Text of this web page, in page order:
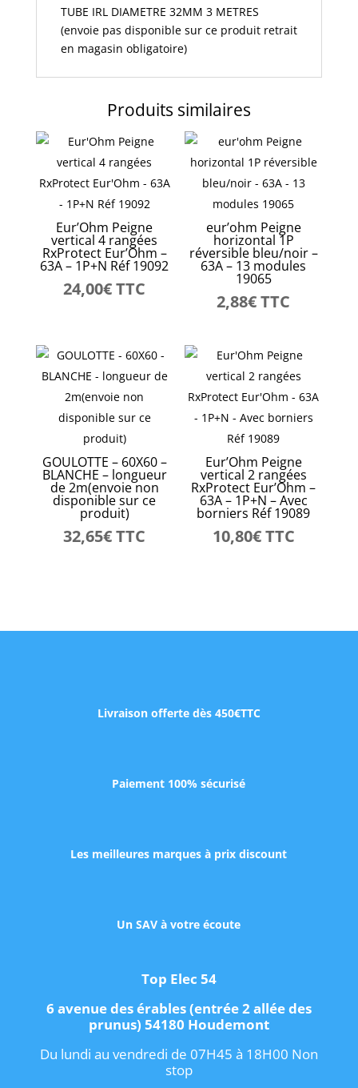
disponible
magasin
obligatoire)
TUBE IRL DIAMETRE 32MM 3 METRES
(envoie pas disponible sur ce produit retrait
en magasin obligatoire)
Produits similaires
Eur’Ohm Peigne
vertical 4 rangées
RxProtect Eur’Ohm –
63A – 1P+N Réf 19092
24,00€TTC
eur’ohm Peigne
horizontal 1P
réversible bleu/noir –
63A – 13 modules
19065
2,88€TTC
GOULOTTE – 60X60 –
BLANCHE – longueur
de 2m(envoie non
disponible sur ce
produit)
32,65€TTC
Eur’Ohm Peigne
vertical 2 rangées
RxProtect Eur’Ohm –
63A – 1P+N – Avec
borniers Réf 19089
10,80€TTC
Livraison offerte dès 450€TTC
Paiement 100% sécurisé
Les meilleures marques à prix discount
Un SAV à votre écoute
Top Elec 54
6 avenue des érables (entrée 2 allée des
prunus) 54180 Houdemont
Du lundi au vendredi de 07H45 à 18H00 Non
stop